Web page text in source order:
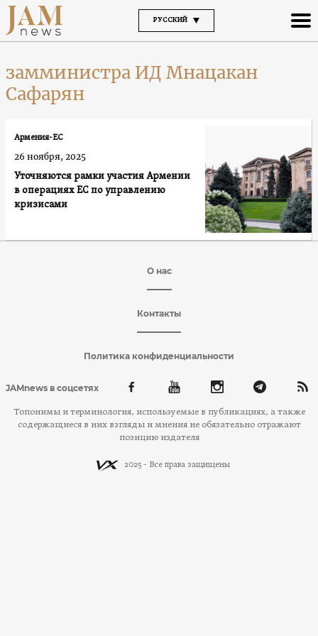
РУССКИЙ
замминистра ИД Мнацакан
Сафарян
Уточняются рамки участия Армении
в операциях ЕС по управлению
кризисами
Армения-ЕС
26 ноября, 2025
О нас
Контакты
Политика конфиденциальности
JAMnews в соцсетях
Топонимы и терминология, используемые в публикациях, а также
содержащиеся в них взгляды и мнения не обязательно отражают
позицию издателя
2025 - Все права защищены